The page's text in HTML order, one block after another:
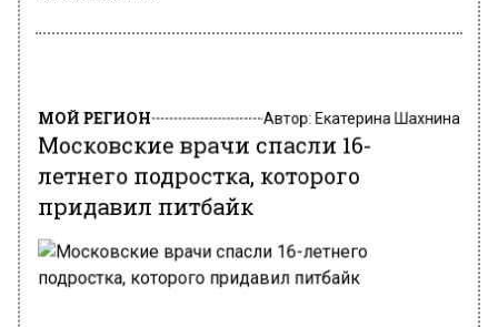
МОЙ РЕГИОН
Московские врачи спасли 16-
летнего подростка, которого
придавил питбайк